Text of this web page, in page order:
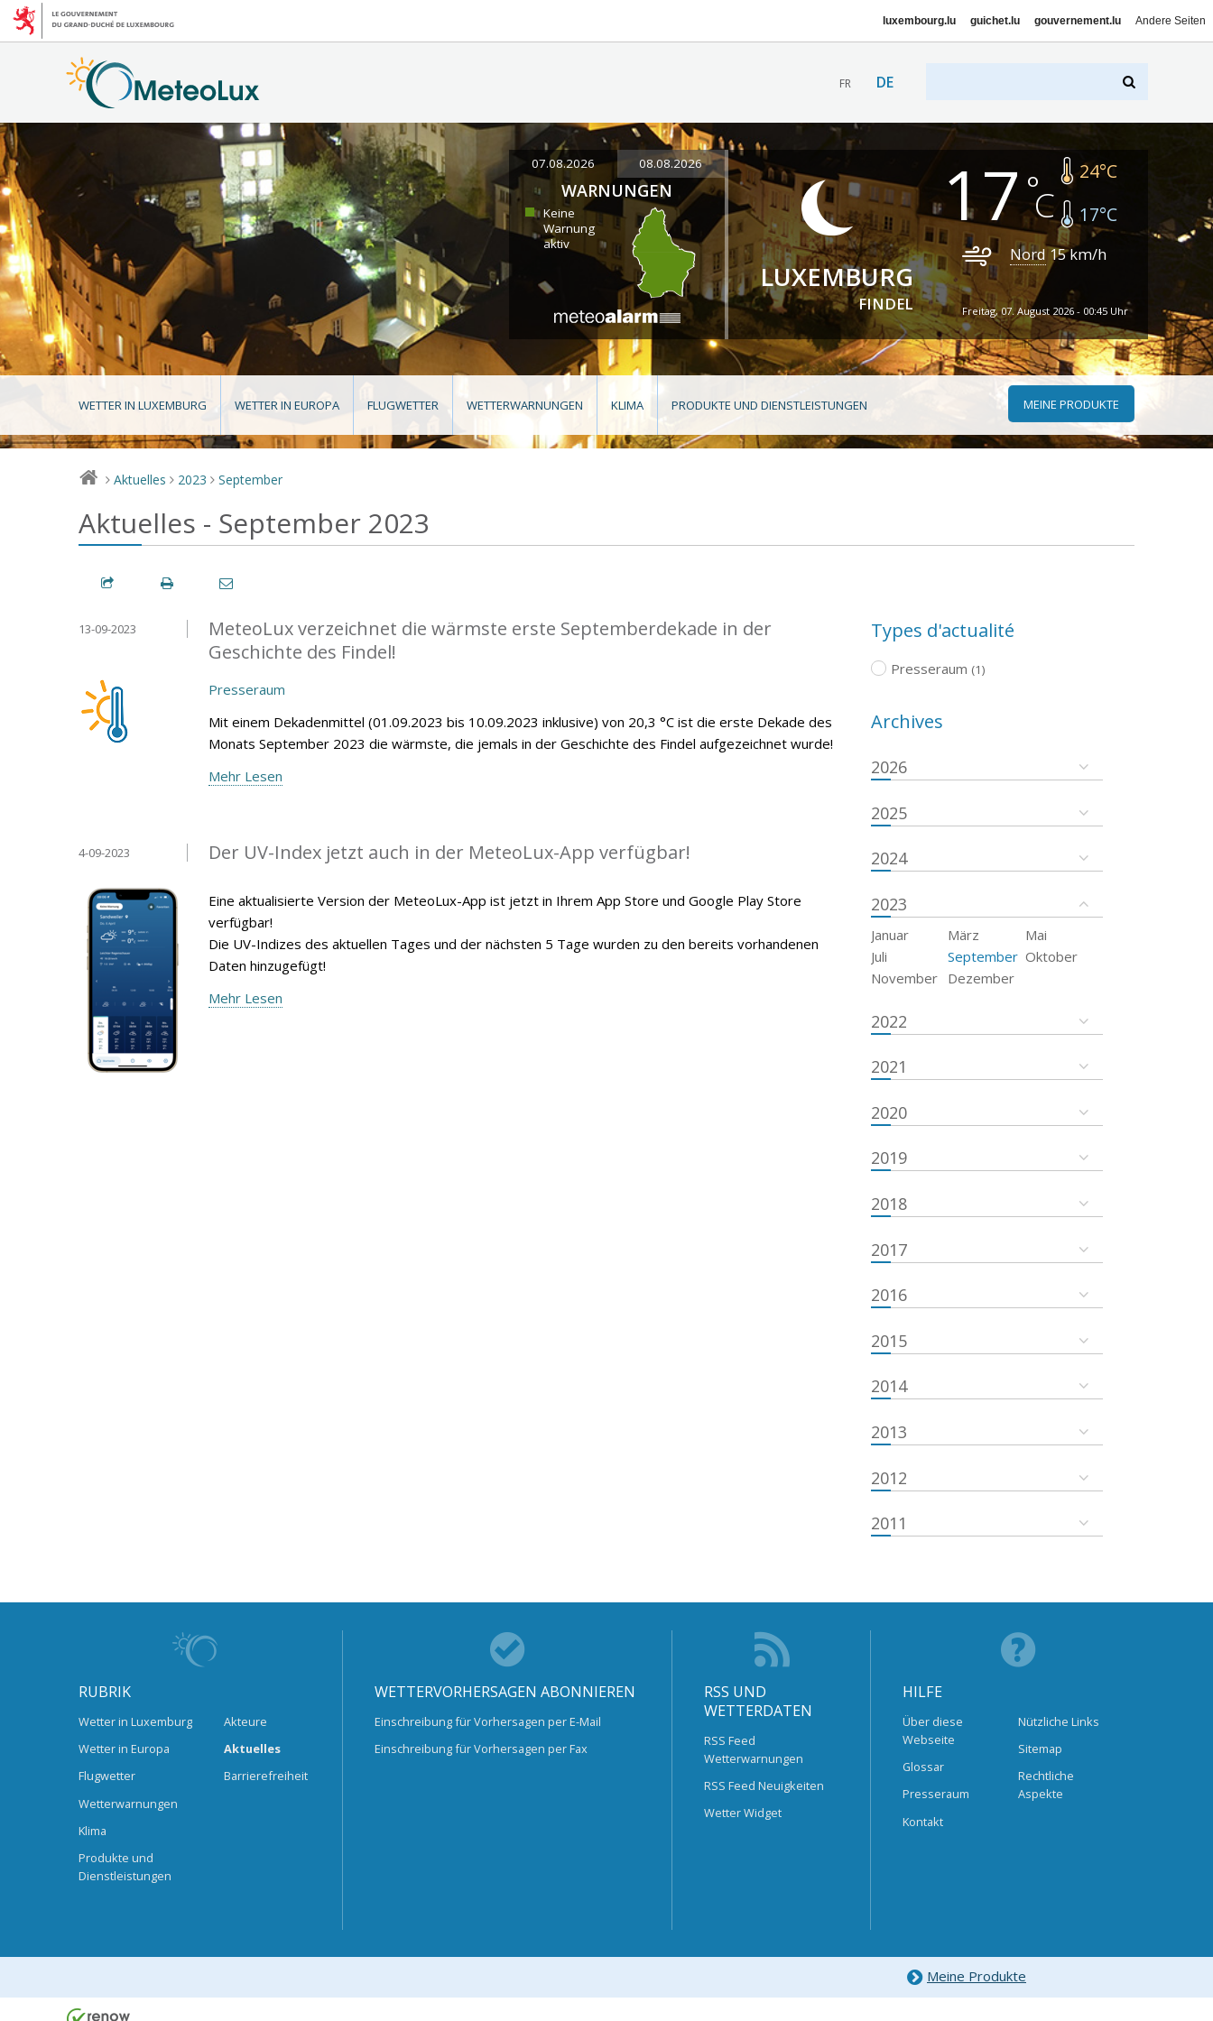
luxembourg.lu guichet.lu gouvernement.lu Andere Seiten
FR DE
07.08.2026 08.08.2026
WARNUNGEN
Keine
Warnung
aktiv
LUXEMBURG
FINDEL
17 24°C
17°C
Nord 15km/h
Freitag, 07. August 2026 - 00:45 Uhr
WETTER IN LUXEMBURG WETTER IN EUROPA FLUGWETTER WETTERWARNUNGEN KLIMA PRODUKTE UND DIENSTLEISTUNGEN MEINE PRODUKTE
> Aktuelles > 2023 > September
Aktuelles - September 2023
MeteoLux verzeichnet die wärmste erste Septemberdekade in der
Geschichte des Findel!
13-09-2023
Presseraum
Mit einem Dekadenmittel (01.09.2023 bis 10.09.2023 inklusive) von 20,3 °C ist die erste Dekade des
Monats September 2023 die wärmste, die jemals in der Geschichte des Findel aufgezeichnet wurde!
Mehr Lesen
Der UV-Index jetzt auch in der MeteoLux-App verfügbar!
4-09-2023
Eine aktualisierte Version der MeteoLux-App ist jetzt in Ihrem App Store und Google Play Store
verfügbar!
Die UV-Indizes des aktuellen Tages und der nächsten 5 Tage wurden zu den bereits vorhandenen
Daten hinzugefügt!
Mehr Lesen
Types d'actualité
Presseraum (1)
Archives
2026
2025
2024
2023
Januar März
Mai
Juli
September Oktober
November
Dezember
2022
2021
2020
2019
2018
2017
2016
2015
2014
2013
2012
2011
RUBRIK
Wetter in Luxemburg
Wetter in Europa
Flugwetter
Wetterwarnungen
Klima
Produkte und
Dienstleistungen
Akteure
Aktuelles
Barrierefreiheit
WETTERVORHERSAGEN ABONNIEREN
Einschreibung für Vorhersagen per E-Mail
Einschreibung für Vorhersagen per Fax
RSS UND
WETTERDATEN
RSS Feed
Wetterwarnungen
RSS Feed Neuigkeiten
Wetter Widget
HILFE
Über diese
Webseite
Glossar
Presseraum
Kontakt
Nützliche Links
Sitemap
Rechtliche
Aspekte
Meine Produkte